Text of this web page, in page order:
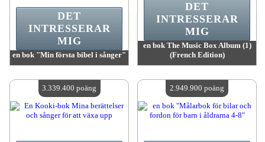
en bok "Min första bibel i sånger"
Antal tillgängliga:4
DET
INTRESSERAR
MIG
en bok The Music Box Album (1)
(French Edition)
Antal tillgängliga:4
DET
INTRESSERAR
MIG
3.339.400 poäng 2.949.900 poäng